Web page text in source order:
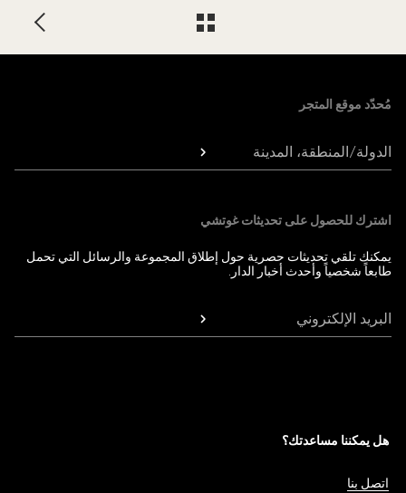
مُحدّد موقع المتجر
الدولة/المنطقة، المدينة
اشترك للحصول على تحديثات غوتشي
يمكنك تلقي تحديثات حصرية حول إطلاق المجموعة والرسائل التي تحمل
طابعاً شخصياً وأحدث أخبار الدار.
البريد الإلكتروني
هل يمكننا مساعدتك؟
اتصل بنا